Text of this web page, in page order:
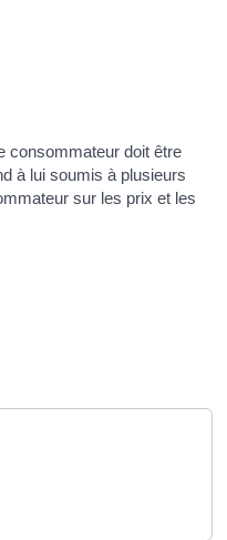
consommateur doit être
à lui soumis à plusieurs
sur les prix et les